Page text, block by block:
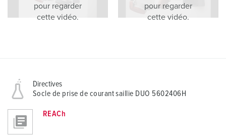
pour regarder
cette vidéo.
pour regarder
cette vidéo.
Directives
Socle de prise de courant saillie DUO 5602406H
REACh